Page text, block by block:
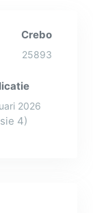
Crebo
25893
2026
4)